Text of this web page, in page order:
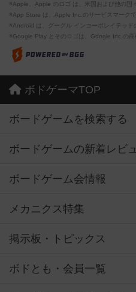
※Apple、Apple のロゴ は、米国および他の国
※App Store は、Apple Inc.のサービスマークで
※Android は、グーグル インコーポレイテッド
※Google Play とそのロゴは、Google Inc.の商
ボドゲーマTOP
ボードゲームを検索する
ボードゲームの新着レビ
ボードゲーム会情報
メカニクス特集
掲示板・トピックス
ボドとも・会員一覧